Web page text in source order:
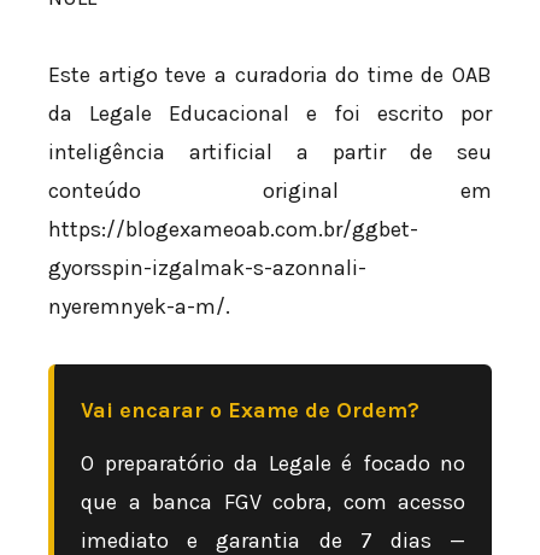
Este artigo teve a curadoria do time de OAB
da Legale Educacional e foi escrito por
inteligência artificial a partir de seu
conteúdo original em
https://blogexameoab.com.br/ggbet-
gyorsspin-izgalmak-s-azonnali-
nyeremnyek-a-m/.
Vai encarar o Exame de Ordem?
O preparatório da Legale é focado no
que a banca FGV cobra, com acesso
imediato e garantia de 7 dias —